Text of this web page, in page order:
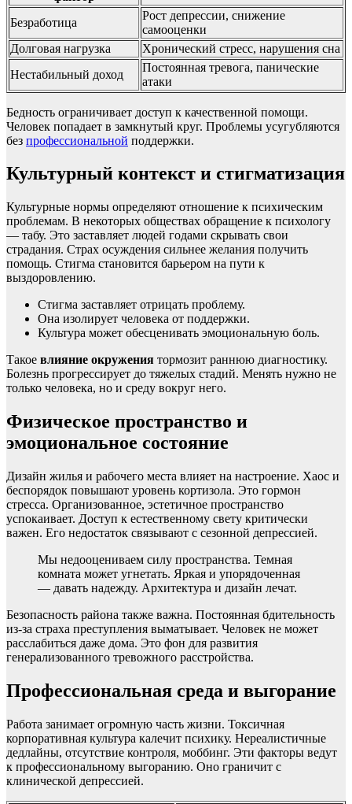
Безработица
Рост депрессии, снижение
самооценки
Долговая нагрузка
Хронический стресс, нарушения сна
Нестабильный доход
Постоянная тревога, панические
атаки
Бедность ограничивает доступ к качественной помощи.
Человек попадает в замкнутый круг. Проблемы усугубляются
без профессиональной поддержки.
Культурный контекст и стигматизация
Культурные нормы определяют отношение к психическим
проблемам. В некоторых обществах обращение к психологу
— табу. Это заставляет людей годами скрывать свои
страдания. Страх осуждения сильнее желания получить
помощь. Стигма становится барьером на пути к
выздоровлению.
Стигма заставляет отрицать проблему.
Она изолирует человека от поддержки.
Культура может обесценивать эмоциональную боль.
Такое влияние окружения тормозит раннюю диагностику.
Болезнь прогрессирует до тяжелых стадий. Менять нужно не
только человека, но и среду вокруг него.
Физическое пространство и
эмоциональное состояние
Дизайн жилья и рабочего места влияет на настроение. Хаос и
беспорядок повышают уровень кортизола. Это гормон
стресса. Организованное, эстетичное пространство
успокаивает. Доступ к естественному свету критически
важен. Его недостаток связывают с сезонной депрессией.
Мы недооцениваем силу пространства. Темная
комната может угнетать. Яркая и упорядоченная
— давать надежду. Архитектура и дизайн лечат.
Безопасность района также важна. Постоянная бдительность
из-за страха преступления выматывает. Человек не может
расслабиться даже дома. Это фон для развития
генерализованного тревожного расстройства.
Профессиональная среда и выгорание
Работа занимает огромную часть жизни. Токсичная
корпоративная культура калечит психику. Нереалистичные
дедлайны, отсутствие контроля, моббинг. Эти факторы ведут
к профессиональному выгоранию. Оно граничит с
клинической депрессией.